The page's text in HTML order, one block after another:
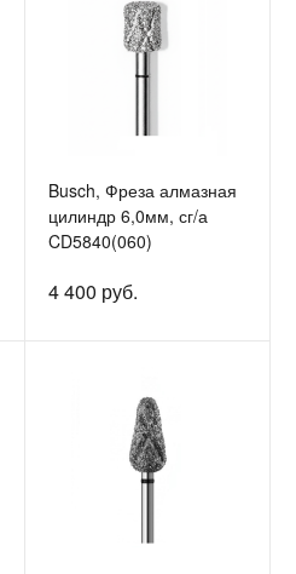
Busch, Фреза алмазная
цилиндр 6,0мм, сг/а
CD5840(060)
4 400 руб.